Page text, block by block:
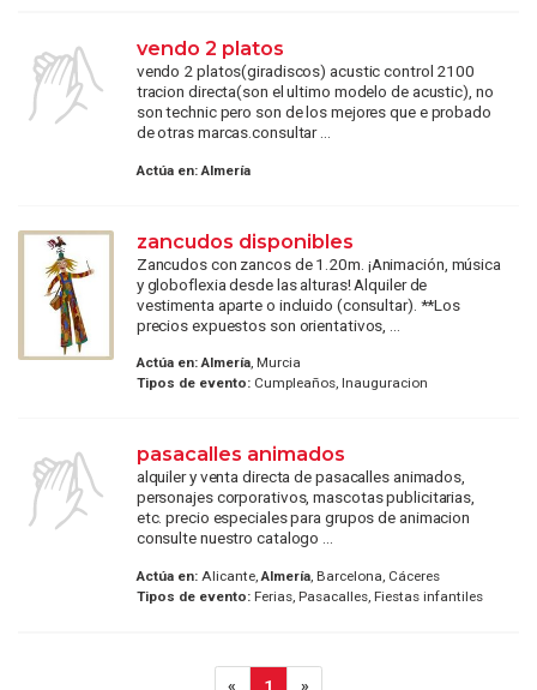
vendo 2 platos
vendo 2 platos(giradiscos) acustic control 2100
tracion directa(son el ultimo modelo de acustic), no
son technic pero son de los mejores que e probado
de otras marcas.consultar ...
Actúa en: Almería
zancudos disponibles
Zancudos con zancos de 1.20m. ¡Animación, música
y globoflexia desde las alturas! Alquiler de
vestimenta aparte o incluido (consultar). **Los
precios expuestos son orientativos, ...
Actúa en: Almería, Murcia
Tipos de evento:Cumpleaños, Inauguracion
pasacalles animados
alquiler y venta directa de pasacalles animados,
personajes corporativos, mascotas publicitarias,
etc. precio especiales para grupos de animacion
consulte nuestro catalogo ...
Actúa en:Alicante, Almería, Barcelona, Cáceres
Tipos de evento:Ferias, Pasacalles, Fiestas infantiles
« 1 »